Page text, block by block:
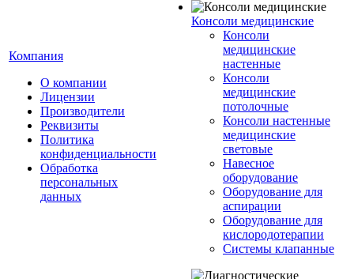
Компания
О компании
Лицензии
Производители
Реквизиты
Политика
конфиденциальности
Обработка
персональных
данных
Консоли медицинские
Консоли
медицинские
настенные
Консоли
медицинские
потолочные
Консоли настенные
медицинские
световые
Навесное
оборудование
Оборудование для
аспирации
Оборудование для
кислородотерапии
Системы клапанные